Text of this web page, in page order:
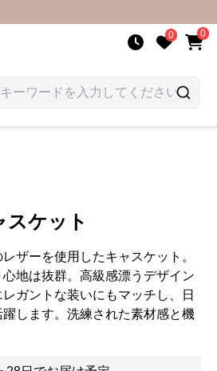
0 0
スケット
ザーを使用したキャスケット。
地は抜群。高級感漂うデザイン
ガントな装いにもマッチし、日
します。洗練された素材感と機